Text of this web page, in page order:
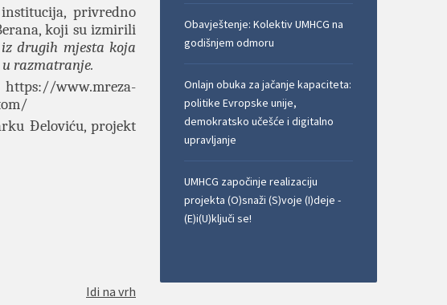
privredno
koji su izmirili
iz drugih mjesta koja
razmatranje.
https://www.mreza-
Đeloviću, projekt
Idi na vrh
Obavještenje: Kolektiv UMHCG na
godišnjem odmoru
Onlajn obuka za jačanje kapaciteta:
politike Evropske unije,
demokratsko učešće i digitalno
upravljanje
UMHCG započinje realizaciju
projekta (O)snaži (S)voje (I)deje -
(E)i(U)ključi se!